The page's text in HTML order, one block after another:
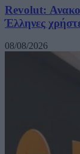
Revolut:
Έλληνες
08/08/2026